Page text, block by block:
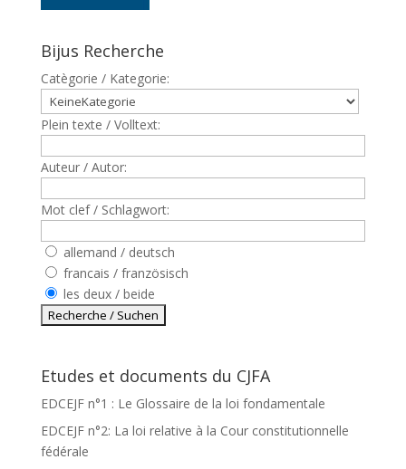
Bijus Recherche
Catègorie / Kategorie:
Plein texte / Volltext:
Auteur / Autor:
Mot clef / Schlagwort:
allemand / deutsch
francais / französisch
les deux / beide
Etudes et documents du CJFA
EDCEJF n°1 : Le Glossaire de la loi fondamentale
EDCEJF n°2: La loi relative à la Cour constitutionnelle
fédérale